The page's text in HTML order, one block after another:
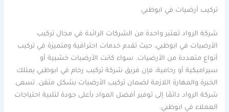
تركيب أرضيات في ابوظبي
شركة الرواد تعتبر واحدة من الشركات الرائدة في مجال تركيب
الأرضيات في ابوظبي، حيث تقدم خدمات احترافية ومتميزة في تركيب
أنواع متعددة من الأرضيات. سواء كانت الأرضيات خشبية أو
سيراميكية أو رخامية، فإن فريق شركة تركيب رخام في ابوظبي يمتلك
الخبرة والمهارة اللازمة لضمان تركيب الأرضيات بشكل متقن. تسعى
شركة الرواد دائمًا إلى توفير أفضل المواد بأعلى جودة لتلبية احتياجات
العملاء في ابوظبي.